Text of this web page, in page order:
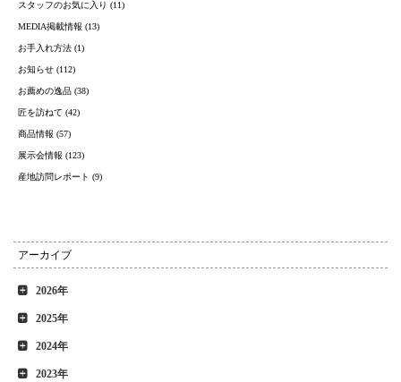
スタッフのお気に入り (11)
MEDIA掲載情報 (13)
お手入れ方法 (1)
お知らせ (112)
お薦めの逸品 (38)
匠を訪ねて (42)
商品情報 (57)
展示会情報 (123)
産地訪問レポート (9)
アーカイブ
2026年
2025年
2024年
2023年